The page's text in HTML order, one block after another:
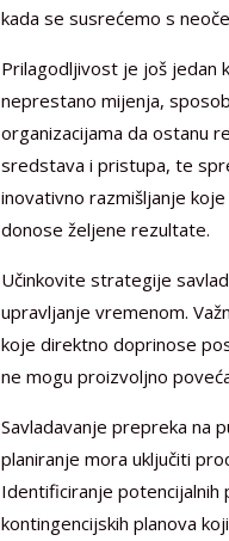
kada se susrećemo s
Prilagodljivost je još jedan
neprestano mijenja,
organizacijama da ostanu
sredstava i pristupa, te
inovativno razmišljanje
donose željene rezultate.
Učinkovite strategije
upravljanje vremenom.
koje direktno doprinose
ne mogu proizvoljno
Savladavanje prepreka na
planiranje mora uključiti
Identificiranje potencijalnih
kontingencijskih planova